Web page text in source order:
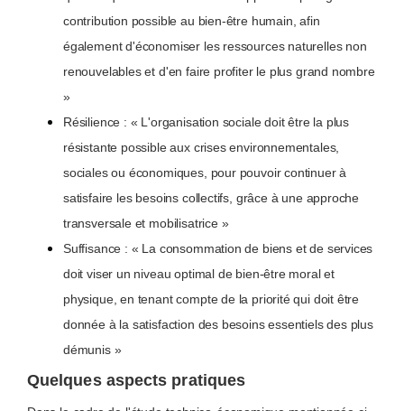
contribution possible au bien-être humain, afin
également d'économiser les ressources naturelles non
renouvelables et d'en faire profiter le plus grand nombre
»
Résilience : « L'organisation sociale doit être la plus
résistante possible aux crises environnementales,
sociales ou économiques, pour pouvoir continuer à
satisfaire les besoins collectifs, grâce à une approche
transversale et mobilisatrice »
Suffisance : « La consommation de biens et de services
doit viser un niveau optimal de bien-être moral et
physique, en tenant compte de la priorité qui doit être
donnée à la satisfaction des besoins essentiels des plus
démunis »
Quelques aspects pratiques